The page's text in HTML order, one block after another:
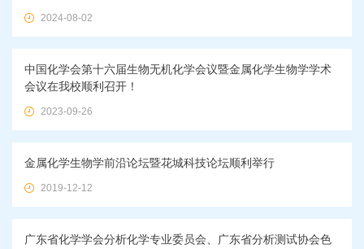
2024-08-02
中国化学会第十六届生物无机化学会议暨金属化学生物学学术
会议在我校顺利召开！
2023-09-26
金属化学生物学前沿论坛暨花城科技论坛顺利举行
2019-12-12
广东省化学学会分析化学专业委员会、广东省分析测试协会色